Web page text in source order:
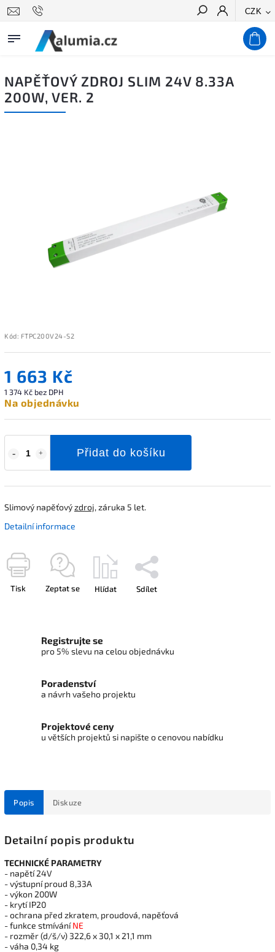
CZK
Hledat
NAPĚŤOVÝ ZDROJ SLIM 24V 8.33A
200W, VER. 2
Kód: FTPC200V24-S2
1 663 Kč
1 374 Kč bez DPH
Na objednávku
Přidat do košíku
Slimový napěťovýzdroj, záruka 5 let.
Detailní informace
Tisk Zeptat se Hlídat Sdílet
Registrujte se
pro 5% slevu na celou objednávku
Poradenství
a návrh vašeho projektu
Projektové ceny
u větších projektů si napište o cenovou nabídku
Popis Diskuze
Detailní popis produktu
TECHNICKÉ PARAMETRY
- napětí 24V
- výstupní proud 8,33A
- výkon 200W
- krytí IP20
- ochrana před zkratem, proudová, napěťová
- funkce stmíváníNE
- rozměr (d/š/v) 322,6 x 30,1 x 21,1 mm
- váha 0,34 kg